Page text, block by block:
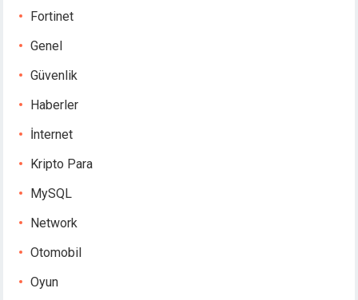
Fortinet
Genel
Güvenlik
Haberler
İnternet
Kripto Para
MySQL
Network
Otomobil
Oyun